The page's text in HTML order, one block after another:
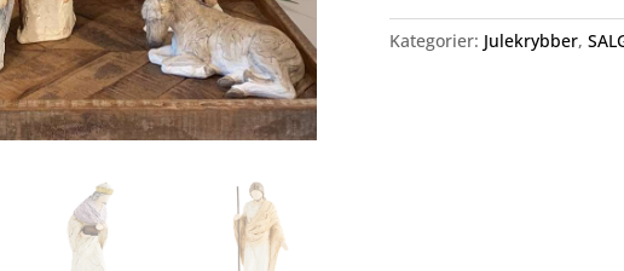
med
7
Kategorier: Julekrybber,